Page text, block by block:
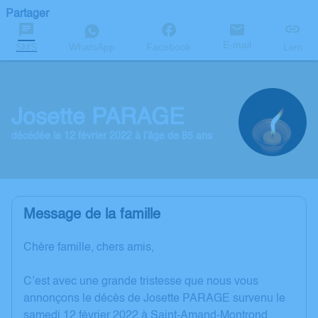
Partager
SMS WhatsApp Facebook E-mail Lien
Josette PARAGE
décédée le 12 février 2022 à l'âge de 85 ans
Message de la famille
Chère famille, chers amis,
C’est avec une grande tristesse que nous vous
annonçons le décès de Josette PARAGE survenu le